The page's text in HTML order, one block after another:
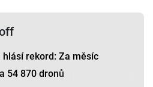
hlásí rekord: Za měsíc
54 870 dronů